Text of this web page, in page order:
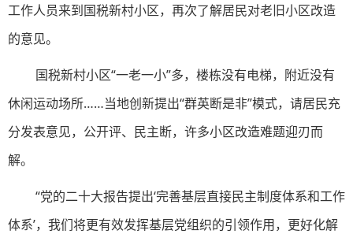
工作人员来到国税新村小区，再次了解居民对老旧小区改造
的意见。
国税新村小区“一老一小”多，楼栋没有电梯，附近没有
休闲运动场所……当地创新提出“群英断是非”模式，请居民充
分发表意见，公开评、民主断，许多小区改造难题迎刃而
解。
“党的二十大报告提出‘完善基层直接民主制度体系和工作
体系’，我们将更有效发挥基层党组织的引领作用，更好化解